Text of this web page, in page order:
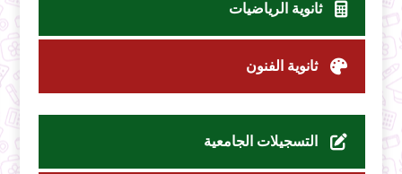
ثانوية الرياضيات
ثانوية الفنون
التسجيلات الجامعية